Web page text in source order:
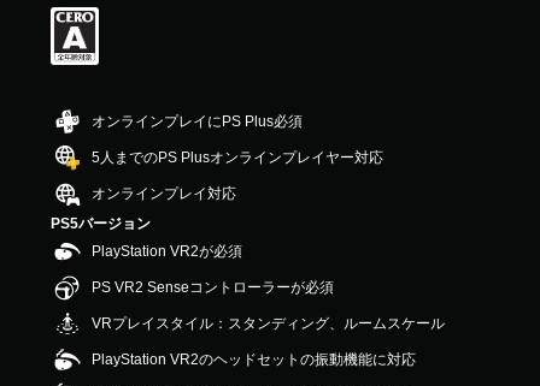
オンラインプレイにPS Plus必須
5人までのPS Plusオンラインプレイヤー対応
オンラインプレイ対応
PS5バージョン
PlayStation VR2が必須
PS VR2 Senseコントローラーが必須
VRプレイスタイル：スタンディング、ルームスケール
PlayStation VR2のヘッドセットの振動機能に対応